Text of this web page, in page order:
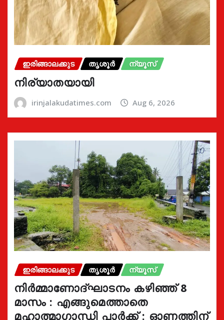
ഇരിങ്ങാലക്കുട തൃശൂർ ന്യൂസ്
നിര്യാതയായി
irinjalakudatimes.com Aug 6, 2026
ഇരിങ്ങാലക്കുട തൃശൂർ ന്യൂസ്
നിർമ്മാണോദ്ഘാടനം കഴിഞ്ഞ് 8
മാസം : എങ്ങുമെത്താതെ
മഹാത്മാഗാന്ധി പാർക്ക് : ഓണത്തിന്